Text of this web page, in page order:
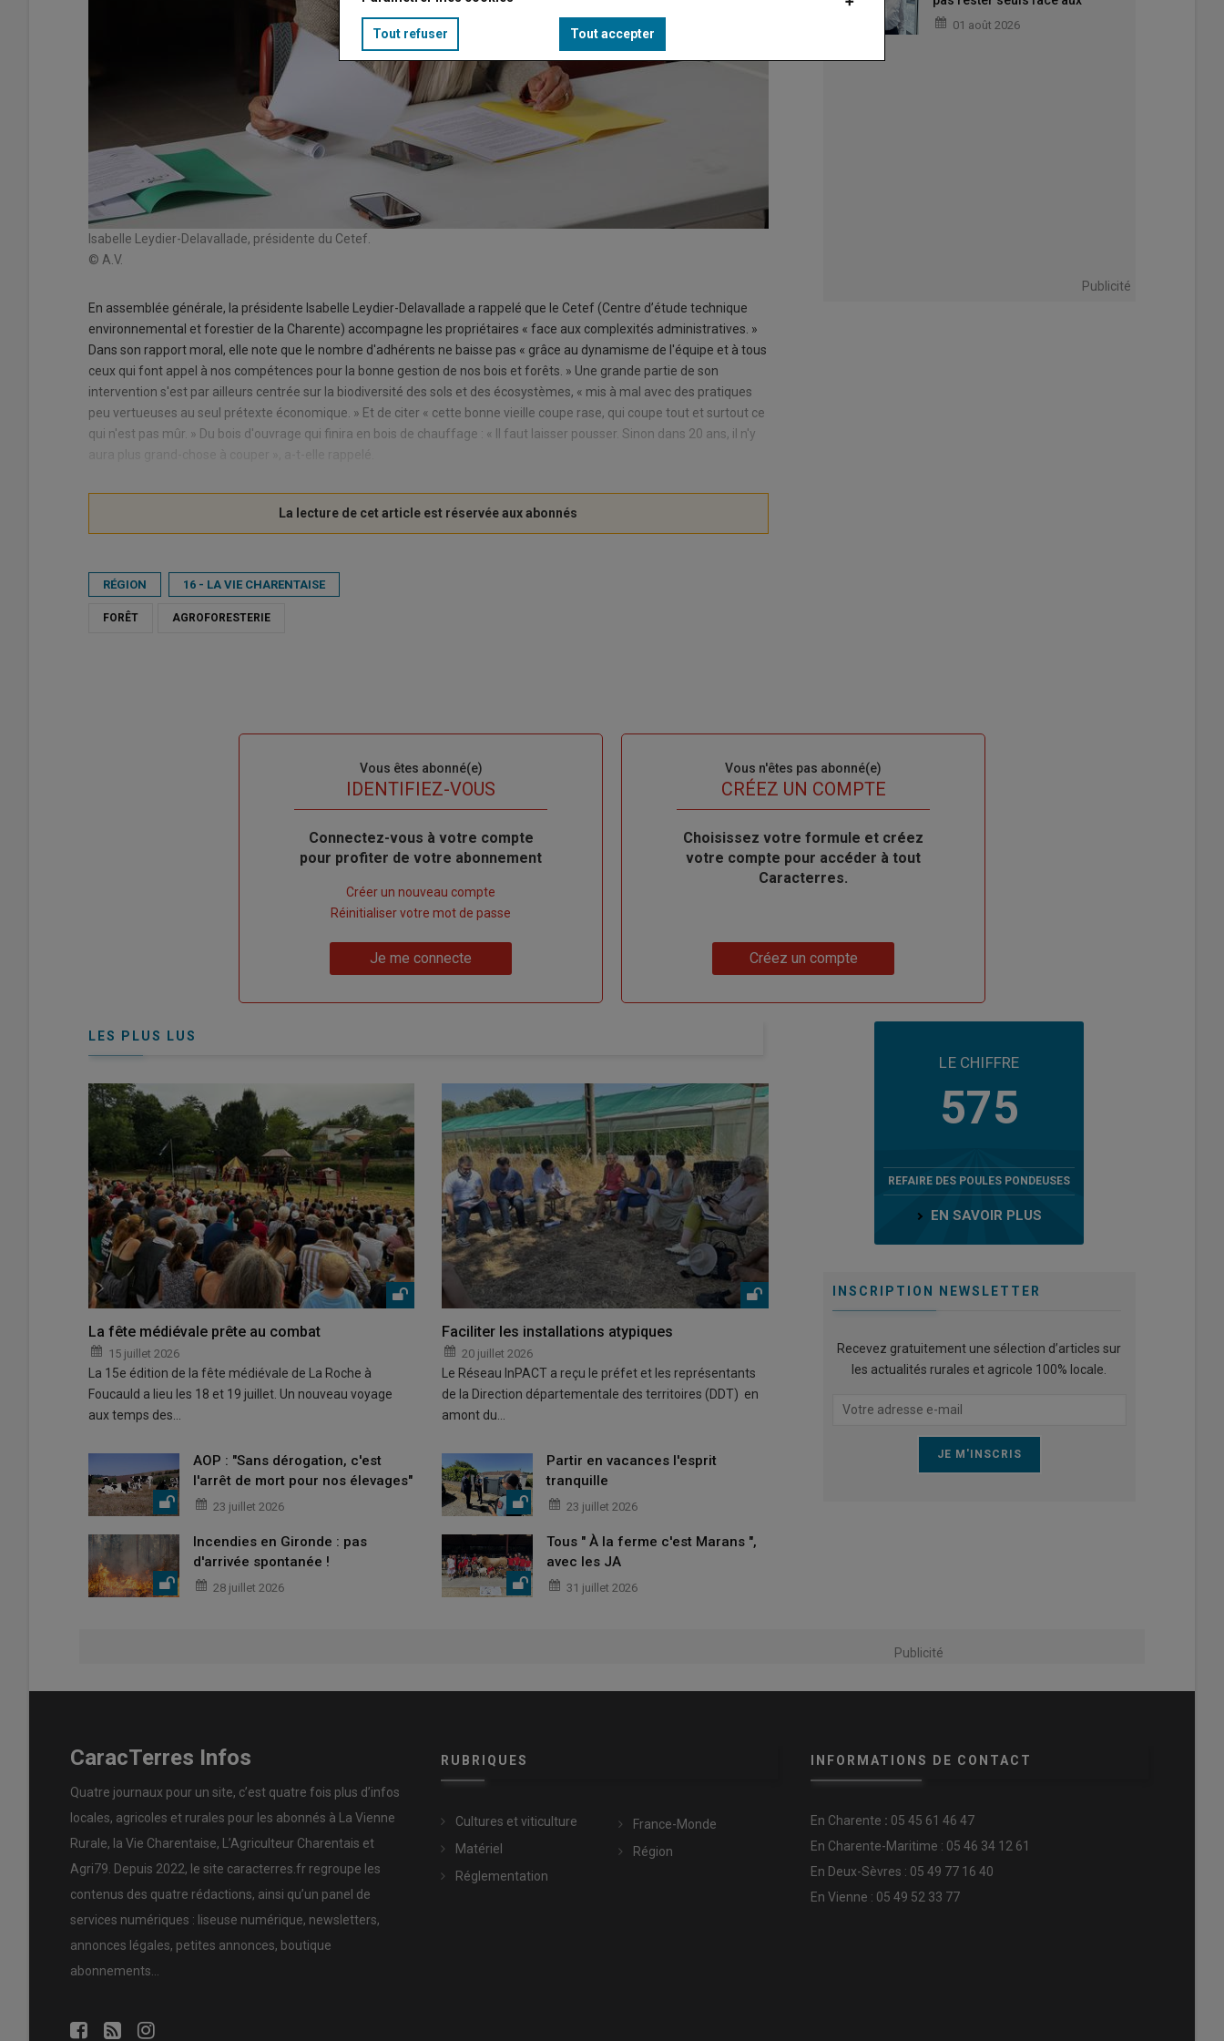
Isabelle Leydier-Delavallade, présidente du Cetef.
© A.V.
En assemblée générale, la présidente Isabelle Leydier-Delavallade a rappelé que le Cetef (Centre d’étude technique
environnemental et forestier de la Charente) accompagne les propriétaires « face aux complexités administratives. »
Dans son rapport moral, elle note que le nombre d'adhérents ne baisse pas « grâce au dynamisme de l'équipe et à tous
ceux qui font appel à nos compétences pour la bonne gestion de nos bois et forêts. » Une grande partie de son
intervention s'est par ailleurs centrée sur la biodiversité des sols et des écosystèmes, « mis à mal avec des pratiques
peu vertueuses au seul prétexte économique. » Et de citer « cette bonne vieille coupe rase, qui coupe tout et surtout ce
qui n'est pas mûr. » Du bois d'ouvrage qui finira en bois de chauffage : « Il faut laisser pousser. Sinon dans 20 ans, il n'y
RÉGION 16 - LA VIE CHARENTAISE
FORÊT AGROFORESTERIE
difficultés »
01 août 2026
Publicité
Vous êtes abonné(e)
IDENTIFIEZ-VOUS
Body
Connectez-vous à votre compte
pour profiter de votre abonnement
compte"
Créer un nouveau compte
Réinitialiser votre mot de passe
Je me connecte
Vous n'êtes pas abonné(e)
TITRECRÉEZ UN COMPTE
Body
Choisissez votre formule et créez
votre compte pour accéder à tout
Caracterres.
Créez un compte
LES PLUS LUS
La fête médiévale prête au combat
15 juillet 2026
La 15e édition de la fête médiévale de La Roche à
Foucauld a lieu les 18 et 19 juillet. Un nouveau voyage
aux temps des…
Faciliter les installations atypiques
20 juillet 2026
Le Réseau InPACT a reçu le préfet et les représentants
de la Direction départementale des territoires (DDT) en
amont du…
AOP : "Sans dérogation, c'est
l'arrêt de mort pour nos élevages"
23 juillet 2026
Partir en vacances l'esprit
tranquille
23 juillet 2026
Incendies en Gironde : pas
d'arrivée spontanée !
28 juillet 2026
Tous " À la ferme c'est Marans ",
avec les JA
31 juillet 2026
LE CHIFFRE
575
REFAIRE DES POULES PONDEUSES
EN SAVOIR PLUS
INSCRIPTION NEWSLETTER
Recevez gratuitement une sélection d’articles sur
les actualités rurales et agricole 100% locale.
Publicité
CaracTerres Infos
Quatre journaux pour un site, c’est quatre fois plus d’infos
locales, agricoles et rurales pour les abonnés à La Vienne
Rurale, la Vie Charentaise, L’Agriculteur Charentais et
Agri79. Depuis 2022, le site caracterres.fr regroupe les
contenus des quatre rédactions, ainsi qu’un panel de
services numériques : liseuse numérique, newsletters,
annonces légales, petites annonces, boutique
abonnements…
RUBRIQUES
Cultures et viticulture
Matériel
Réglementation
France-Monde
Région
INFORMATIONS DE CONTACT
En Charente : 05 45 61 46 47
En Charente-Maritime : 05 46 34 12 61
En Deux-Sèvres : 05 49 77 16 40
En Vienne : 05 49 52 33 77
Tout refuser Tout accepter